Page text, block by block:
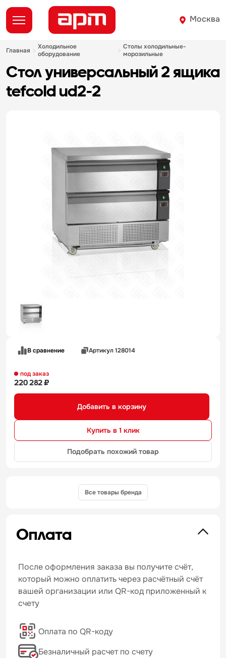
Москва
главная
холодильное
оборудование
столы холодильные-
морозильные
стол универсальный 2 ящика
tefcold ud2-2
В сравнение Артикул 128014
под заказ
220 282 ₽
Добавить в корзину
Купить в 1 клик
Подобрать похожий товар
Все товары бренда
Оплата
После оформления заказа вы получите счёт,
который можно оплатить через расчётный счёт
вашей организации или QR-код приложенный к
счету
Оплата по QR-коду
Безналичный расчет по счету